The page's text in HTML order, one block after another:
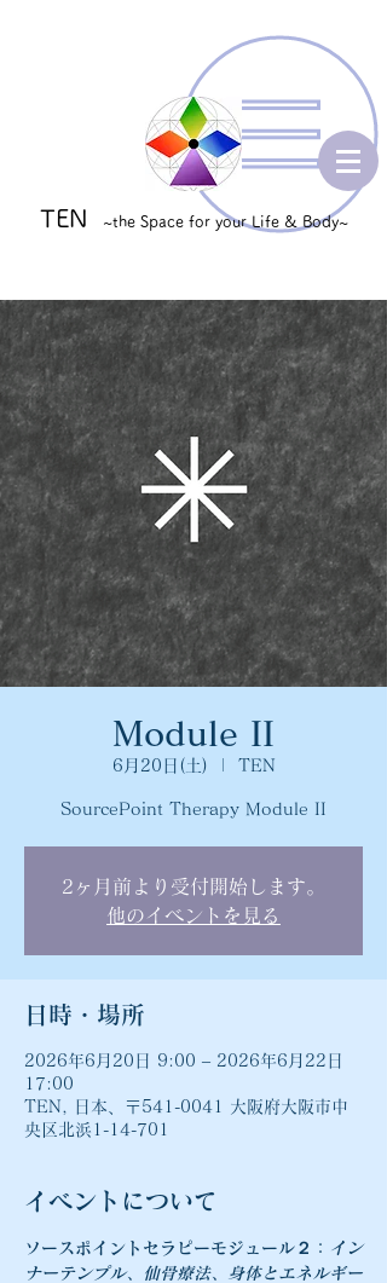
TEN ~the Space for your Life & Body~
Module II
6月20日(土) TEN
SourcePoint Therapy Module II
2ヶ月前より受付開始します。
他のイベントを見る
日時・場所
2026年6月20日 9:00 – 2026年6月22日
17:00
TEN, 日本、〒541-0041 大阪府大阪市中
央区北浜1-14-701
イベントについて
ソースポイントセラピーモジュール２： イン
ナーテンプル、仙骨療法、身体とエネルギー